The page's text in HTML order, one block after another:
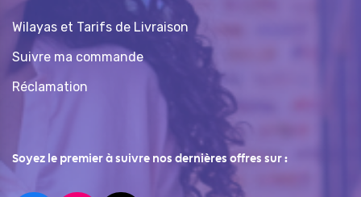
Wilayas et Tarifs de Livraison
Suivre ma commande
Réclamation
Soyez le premier à suivre nos dernières offres sur :